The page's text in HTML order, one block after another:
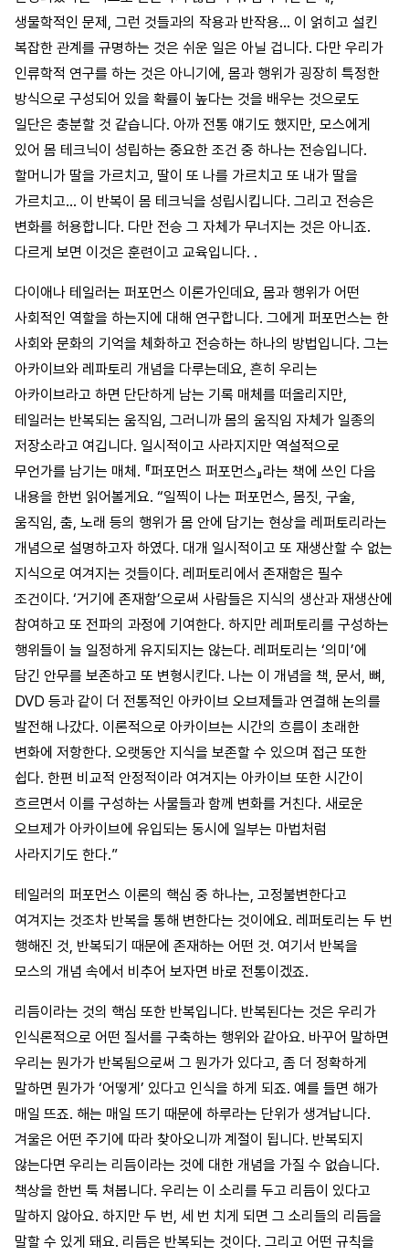
생물학적인 문제, 그런 것들과의 작용과 반작용… 이 얽히고 설킨
복잡한 관계를 규명하는 것은 쉬운 일은 아닐 겁니다. 다만 우리가
인류학적 연구를 하는 것은 아니기에, 몸과 행위가 굉장히 특정한
방식으로 구성되어 있을 확률이 높다는 것을 배우는 것으로도
일단은 충분할 것 같습니다. 아까 전통 얘기도 했지만, 모스에게
있어 몸 테크닉이 성립하는 중요한 조건 중 하나는 전승입니다.
할머니가 딸을 가르치고, 딸이 또 나를 가르치고 또 내가 딸을
가르치고… 이 반복이 몸 테크닉을 성립시킵니다. 그리고 전승은
변화를 허용합니다. 다만 전승 그 자체가 무너지는 것은 아니죠.
다르게 보면 이것은 훈련이고 교육입니다. .
다이애나 테일러는 퍼포먼스 이론가인데요, 몸과 행위가 어떤
사회적인 역할을 하는지에 대해 연구합니다. 그에게 퍼포먼스는 한
사회와 문화의 기억을 체화하고 전승하는 하나의 방법입니다. 그는
아카이브와 레파토리 개념을 다루는데요, 흔히 우리는
아카이브라고 하면 단단하게 남는 기록 매체를 떠올리지만,
테일러는 반복되는 움직임, 그러니까 몸의 움직임 자체가 일종의
저장소라고 여깁니다. 일시적이고 사라지지만 역설적으로
무언가를 남기는 매체. 『퍼포먼스 퍼포먼스』라는 책에 쓰인 다음
내용을 한번 읽어볼게요. “일찍이 나는 퍼포먼스, 몸짓, 구술,
움직임, 춤, 노래 등의 행위가 몸 안에 담기는 현상을 레퍼토리라는
개념으로 설명하고자 하였다. 대개 일시적이고 또 재생산할 수 없는
지식으로 여겨지는 것들이다. 레퍼토리에서 존재함은 필수
조건이다. ‘거기에 존재함’으로써 사람들은 지식의 생산과 재생산에
참여하고 또 전파의 과정에 기여한다. 하지만 레퍼토리를 구성하는
행위들이 늘 일정하게 유지되지는 않는다. 레퍼토리는 ‘의미’에
담긴 안무를 보존하고 또 변형시킨다. 나는 이 개념을 책, 문서, 뼈,
DVD 등과 같이 더 전통적인 아카이브 오브제들과 연결해 논의를
발전해 나갔다. 이론적으로 아카이브는 시간의 흐름이 초래한
변화에 저항한다. 오랫동안 지식을 보존할 수 있으며 접근 또한
쉽다. 한편 비교적 안정적이라 여겨지는 아카이브 또한 시간이
흐르면서 이를 구성하는 사물들과 함께 변화를 거친다. 새로운
오브제가 아카이브에 유입되는 동시에 일부는 마법처럼
사라지기도 한다.”
테일러의 퍼포먼스 이론의 핵심 중 하나는, 고정불변한다고
여겨지는 것조차 반복을 통해 변한다는 것이에요. 레퍼토리는 두 번
행해진 것, 반복되기 때문에 존재하는 어떤 것. 여기서 반복을
모스의 개념 속에서 비추어 보자면 바로 전통이겠죠.
리듬이라는 것의 핵심 또한 반복입니다. 반복된다는 것은 우리가
인식론적으로 어떤 질서를 구축하는 행위와 같아요. 바꾸어 말하면
우리는 뭔가가 반복됨으로써 그 뭔가가 있다고, 좀 더 정확하게
말하면 뭔가가 ‘어떻게’ 있다고 인식을 하게 되죠. 예를 들면 해가
매일 뜨죠. 해는 매일 뜨기 때문에 하루라는 단위가 생겨납니다.
겨울은 어떤 주기에 따라 찾아오니까 계절이 됩니다. 반복되지
않는다면 우리는 리듬이라는 것에 대한 개념을 가질 수 없습니다.
책상을 한번 툭 쳐봅니다. 우리는 이 소리를 두고 리듬이 있다고
말하지 않아요. 하지만 두 번, 세 번 치게 되면 그 소리들의 리듬을
말할 수 있게 돼요. 리듬은 반복되는 것이다. 그리고 어떤 규칙을